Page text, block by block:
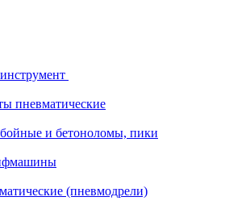
пневматические
и бетоноломы, пики
(пневмодрели)